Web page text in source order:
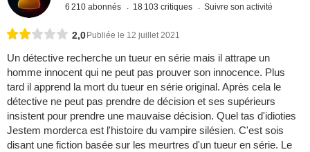
6 210 abonnés 18 103 critiques Suivre son activité
2,0 Publiée le 12 juillet 2021
Un détective recherche un tueur en série mais il attrape un
homme innocent qui ne peut pas prouver son innocence. Plus
tard il apprend la mort du tueur en série original. Après cela le
détective ne peut pas prendre de décision et ses supérieurs
insistent pour prendre une mauvaise décision. Quel tas d'idioties
Jestem morderca est l'histoire du vampire silésien. C'est sois
disant une fiction basée sur les meurtres d'un tueur en série. Le